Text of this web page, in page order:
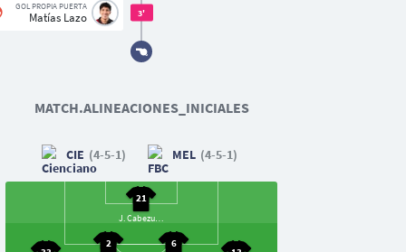
3'
GOL PROPIA PUERTA
Matías Lazo
MATCH.ALINEACIONES_INICIALES
CIE (4-5-1) MEL (4-5-1)
21
J. Cabezudo
6
2